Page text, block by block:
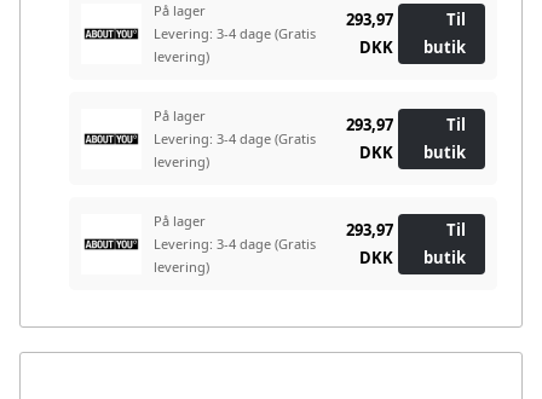
På lager
Levering: 3-4 dage (Gratis
levering)
293,97
DKK
Til
butik
På lager
Levering: 3-4 dage (Gratis
levering)
293,97
DKK
Til
butik
På lager
Levering: 3-4 dage (Gratis
levering)
293,97
DKK
Til
butik